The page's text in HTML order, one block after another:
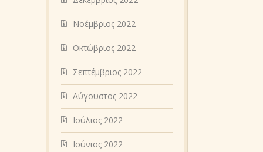
Νοέμβριος 2022
Οκτώβριος 2022
Σεπτέμβριος 2022
Αύγουστος 2022
Ιούλιος 2022
Ιούνιος 2022